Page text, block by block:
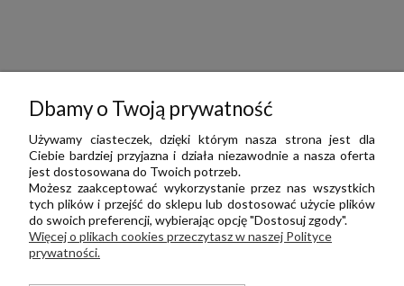
Dbamy o Twoją prywatność
Używamy ciasteczek, dzięki którym nasza strona jest dla
Ciebie bardziej przyjazna i działa niezawodnie a nasza oferta
jest dostosowana do Twoich potrzeb.
Możesz zaakceptować wykorzystanie przez nas wszystkich
tych plików i przejść do sklepu lub dostosować użycie plików
do swoich preferencji, wybierając opcję "Dostosuj zgody".
Więcej o plikach cookies przeczytasz w naszej Polityce
prywatności.